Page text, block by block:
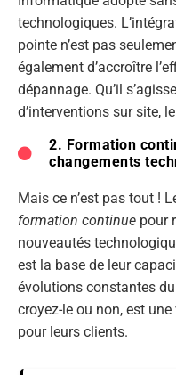
technologiques.
pointe n’est pas
également d’accroître
dépannage. Qu’il
d’interventions sur site,
2. Formation
changements
Mais ce n’est pas tout !
formation continue pour
nouveautés
est la base de leur
évolutions constantes
croyez-le ou non, est
pour leurs clients.